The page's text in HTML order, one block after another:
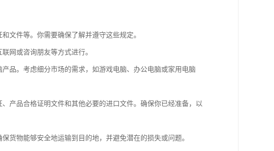
文件等。你需要确保了解并遵守这些规定。
网或咨询朋友等方式进行。
品。考虑细分市场的需求，如游戏电脑、办公电脑或家用电脑
产品合格证明文件和其他必要的进口文件。确保你已经准备，以
货物能够安全地运输到目的地，并避免潜在的损失或问题。